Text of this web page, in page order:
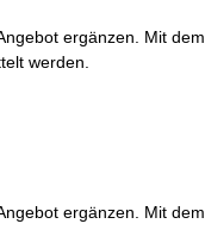
ergänzen. Mit
werden.
ergänzen. Mit